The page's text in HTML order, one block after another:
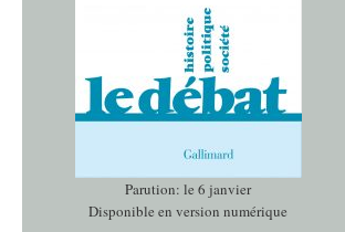
Parution: le 6 janvier
Disponible en version numérique